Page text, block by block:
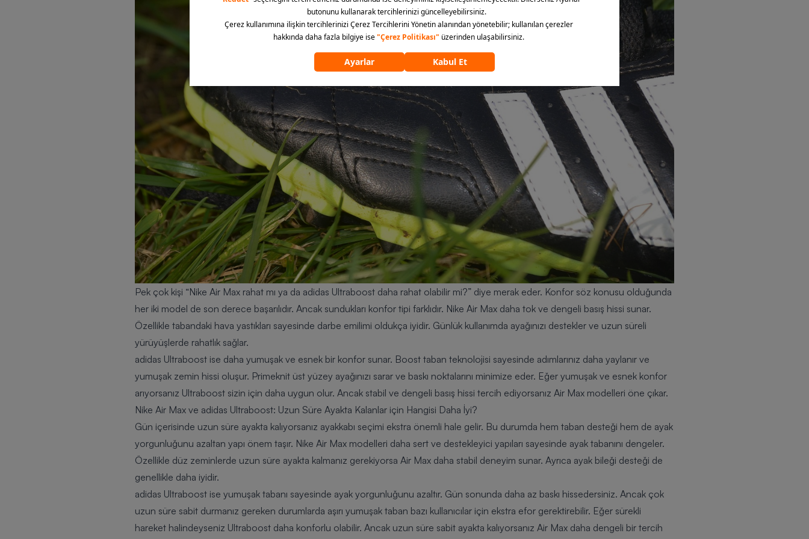
Pek çok kişi “Nike Air Max rahat mı ya da adidas Ultraboost daha rahat olabilir mi?” diye merak eder. Konfor söz konusu olduğunda
her iki model de son derece başarılıdır. Ancak sundukları konfor tipi farklıdır. Nike Air Max daha tok ve dengeli basış hissi sunar.
Özellikle tabandaki hava yastıkları sayesinde darbe emilimi oldukça iyidir. Günlük kullanımda ayağınızı destekler ve uzun süreli
yürüyüşlerde rahatlık sağlar.
adidas Ultraboost ise daha yumuşak ve esnek bir konfor sunar. Boost taban teknolojisi sayesinde adımlarınız daha yaylanır ve
yumuşak zemin hissi oluşur. Primeknit üst yüzey ayağınızı sarar ve baskı noktalarını minimize eder. Eğer yumuşak ve esnek konfor
arıyorsanız Ultraboost sizin için daha uygun olur. Ancak stabil ve dengeli basış hissi tercih ediyorsanız Air Max modelleri öne çıkar.
Nike Air Max ve adidas Ultraboost: Uzun Süre Ayakta Kalanlar için Hangisi Daha İyi?
Gün içerisinde uzun süre ayakta kalıyorsanız ayakkabı seçimi ekstra önemli hale gelir. Bu durumda hem taban desteği hem de ayak
yorgunluğunu azaltan yapı önem taşır. Nike Air Max modelleri daha sert ve destekleyici yapıları sayesinde ayak tabanını dengeler.
Özellikle düz zeminlerde uzun süre ayakta kalmanız gerekiyorsa Air Max daha stabil deneyim sunar. Ayrıca ayak bileği desteği de
genellikle daha iyidir.
adidas Ultraboost ise yumuşak tabanı sayesinde ayak yorgunluğunu azaltır. Gün sonunda daha az baskı hissedersiniz. Ancak çok
uzun süre sabit durmanız gereken durumlarda aşırı yumuşak taban bazı kullanıcılar için ekstra efor gerektirebilir. Eğer sürekli
hareket halindeyseniz Ultraboost daha konforlu olabilir. Ancak uzun süre sabit ayakta kalıyorsanız Air Max daha dengeli bir tercih